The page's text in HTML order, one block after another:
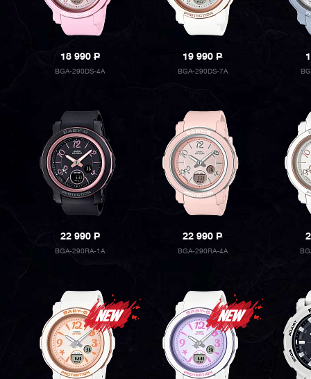
18 990P
BGA-290DS-4A
19 990P
BGA-290DS-7A
22 990P
BGA-290RA-1A
22 990P
BGA-290RA-4A